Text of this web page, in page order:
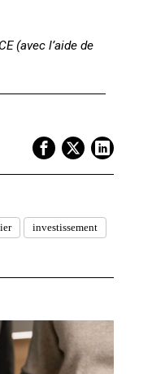
(avec l’aide de
investissement